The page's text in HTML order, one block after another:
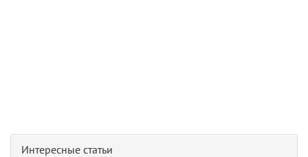
Интересные статьи